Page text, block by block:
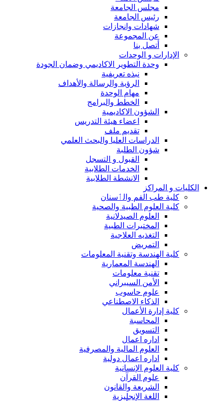
مجلس الجامعة
رئيس الجامعة
شهادات وانجازات
عن المجموعة
أتصل بنا
الإدارات و الوحدات
وحدة التطوير الاكاديمي وضمان الجودة
نبذه تعريفية
الرؤية والرسالة والأهداف
مهام الوحدة
الخطط والبرامج
الشؤون الاكاديمية
اعضاء هيئة التدريس
تقديم ملف
الدراسات العليا والبحث العلمي
شؤون الطلبة
القبول و التسجل
الخدمات الطلابية
الانشطة الطلابية
الكليات و المراكز
كلية طب الفم والٲسنان
كلية العلوم الطبية والصحية
العلوم الصيدلانية
المختبرات الطبية
التغذيه العلاجية
التمريض
كلية الهندسة وتقنية المعلومات
الهندسة المعمارية
تقنية معلومات
الأمن السيبراني
علوم حاسوب
الذكاء الاصطناعي
كلية إدارة الأعمال
المحاسبة
التسويق
اداره اعمال
العلوم المالية والمصرفية
اداره اعمال دولية
كلية العلوم الإنسانية
علوم القرآن
الشريعة والقانون
اللغة الإنجليزية